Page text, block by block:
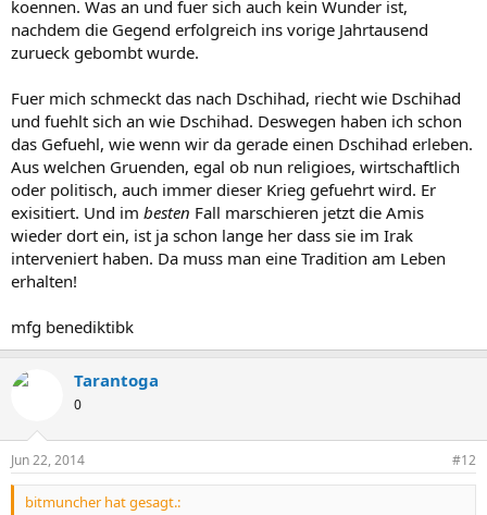
koennen. Was an und fuer sich auch kein Wunder ist,
nachdem die Gegend erfolgreich ins vorige Jahrtausend
zurueck gebombt wurde.
Fuer mich schmeckt das nach Dschihad, riecht wie Dschihad
und fuehlt sich an wie Dschihad. Deswegen haben ich schon
das Gefuehl, wie wenn wir da gerade einen Dschihad erleben.
Aus welchen Gruenden, egal ob nun religioes, wirtschaftlich
oder politisch, auch immer dieser Krieg gefuehrt wird. Er
exisitiert. Und im besten Fall marschieren jetzt die Amis
wieder dort ein, ist ja schon lange her dass sie im Irak
interveniert haben. Da muss man eine Tradition am Leben
erhalten!
mfg benediktibk
Tarantoga
0
Jun 22, 2014 #12
bitmuncher hat gesagt.: